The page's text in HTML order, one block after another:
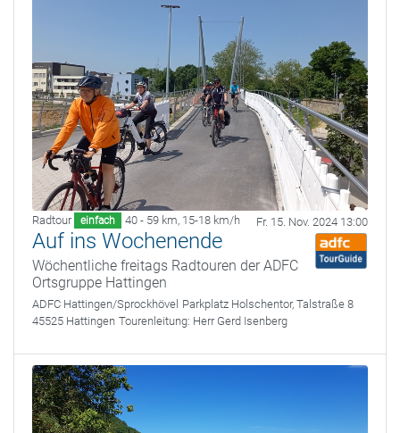
Radtour einfach 40 - 59 km, 15-18 km/h Fr. 15. Nov. 2024 13:00
Auf ins Wochenende
Wöchentliche freitags Radtouren der ADFC
Ortsgruppe Hattingen
ADFC Hattingen/Sprockhövel Parkplatz Holschentor, Talstraße 8
45525 Hattingen Tourenleitung: Herr Gerd Isenberg